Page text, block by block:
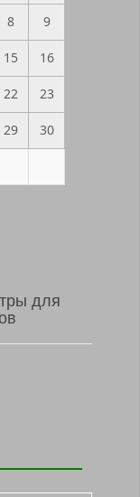
8 9
15 16
22 23
29 30
для